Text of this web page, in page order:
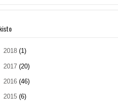
2018 (1)
2017 (20)
2016 (46)
2015 (6)